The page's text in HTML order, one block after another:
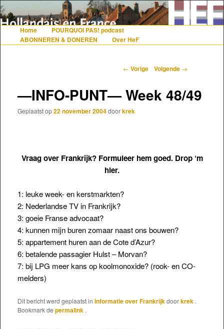
De gezelligste website voor Nederlanders die iets met Frankrijk hebben
HoofdmenuSpring naar de primaire inhoud
Spring naar de secundaire inhoud
Home
POURQUOI PAS! podcast
ABONNEREN & DONEREN
Over HeF
Berichtnavigatie
← Vorige Volgende →
—INFO-PUNT— Week 48/49
Geplaatst op22 november 2004doorkrek
Vraag over Frankrijk? Formuleer hem goed. Drop ‘m
hier.
1: leuke week- en kerstmarkten?
2: Nederlandse TV in Frankrijk?
3: goeie Franse advocaat?
4: kunnen mijn buren zomaar naast ons bouwen?
5: appartement huren aan de Cote d’Azur?
6: betalende passagier Hulst – Morvan?
7: bij LPG meer kans op koolmonoxide? (rook- en CO-
melders)
Dit bericht werd geplaatst in Informatie over Frankrijkdoorkrek .
Bookmark de permalink .